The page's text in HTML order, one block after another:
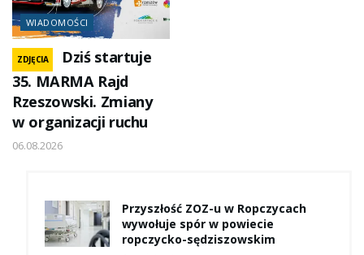
WIADOMOŚCI
ZDJĘCIA
Dziś startuje
35. MARMA Rajd
Rzeszowski. Zmiany
w organizacji ruchu
06.08.2026
Przyszłość ZOZ-u w Ropczycach
wywołuje spór w powiecie
ropczycko-sędziszowskim